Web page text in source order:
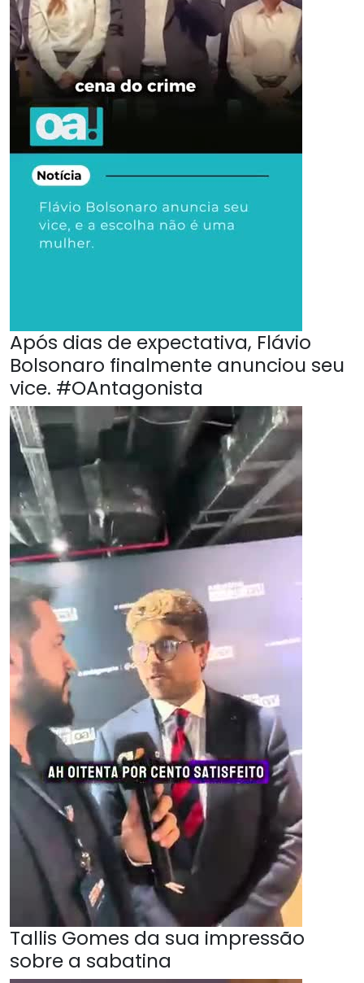
Após dias de expectativa, Flávio
Bolsonaro finalmente anunciou seu
vice. #OAntagonista
Tallis Gomes da sua impressão
sobre a sabatina